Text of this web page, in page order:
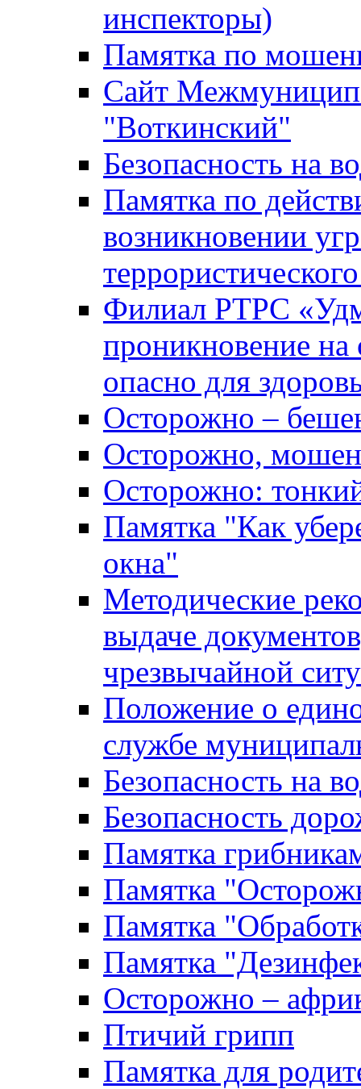
инспекторы)
Памятка по
Сайт
"Воткинский"
Безопасность на
Памятка по
возникновении
Филиал РТРС
проникновение на
опасно для
Осторожно –
Осторожно,
Осторожно:
Памятка "Как
окна"
Методические
выдаче
чрезвычайной
Положение о
службе
Безопасность на
Безопасность
Памятка
Памятка
Памятка
Памятка
Осторожно –
Птичий грипп
Памятка для